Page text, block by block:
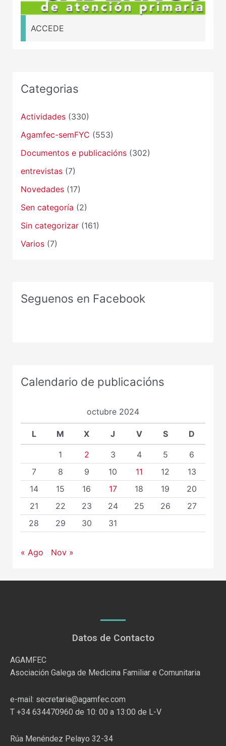
ACCEDE
Categorias
Actividades(330)
Agamfec-semFYC (553)
Documentos e publicacións(302)
entrevistas(7)
Novedades(17)
Sen categoría (2)
Sin categorizar(161)
Varios(7)
Seguenos en Facebook
Calendario de publicacións
octubre 2024
L M X J V S D
1 2 3 4 5
6
7
8 9 10 11 12
13
14
15 16 17 18 19
20
21
22 23 24 25 26
27
28
29 30 31
« Ago Nov »
Datos de Contacto
AGAMFEC
Asociación Galega de Medicina Familiar e Comunitaria
e-mail: secretaria@agamfec.com
T +34 634470960 de 10: 00 a 13:00 de L-V
Rúa Menéndez Pelayo 32-34